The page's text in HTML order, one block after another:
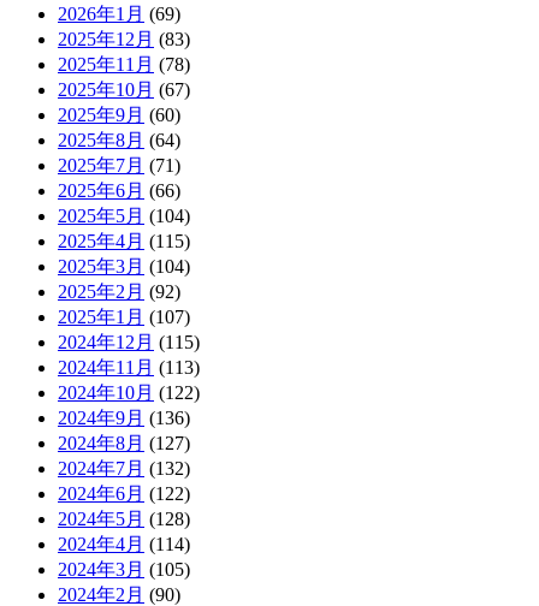
2026年1月 (69)
2025年12月 (83)
2025年11月 (78)
2025年10月 (67)
2025年9月 (60)
2025年8月 (64)
2025年7月 (71)
2025年6月 (66)
2025年5月 (104)
2025年4月 (115)
2025年3月 (104)
2025年2月 (92)
2025年1月 (107)
2024年12月 (115)
2024年11月 (113)
2024年10月 (122)
2024年9月 (136)
2024年8月 (127)
2024年7月 (132)
2024年6月 (122)
2024年5月 (128)
2024年4月 (114)
2024年3月 (105)
2024年2月 (90)